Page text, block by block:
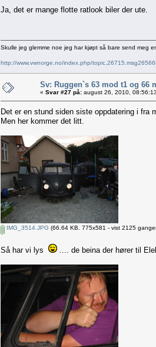
Ja, det er mange flotte ratlook biler der ute.
Skulle jeg glemme noe jeg har kjøpt så bare send meg
http://www.vwnorge.no/index.php/
Sv: Ruggen`s 63 mod t1 og 66
« Svar #27 på: august 26, 2010,
Det er en stund siden siste oppdatering i
Men her kommer det litt.
IMG_3514.JPG (66.64 KB. 775x581 - vist 2125
Så har vi lys .... de beina der hører til